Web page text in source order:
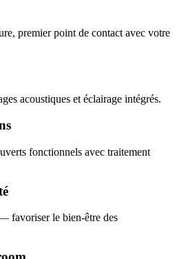
premier point de contact avec votre
acoustiques et éclairage intégrés.
fonctionnels avec traitement
favoriser le bien-être des